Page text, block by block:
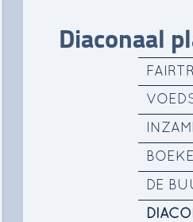
Diaconaal
DE